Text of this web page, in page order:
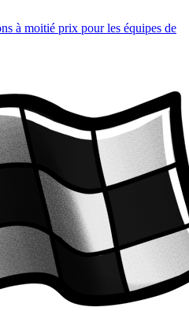
à moitié prix pour les équipes de